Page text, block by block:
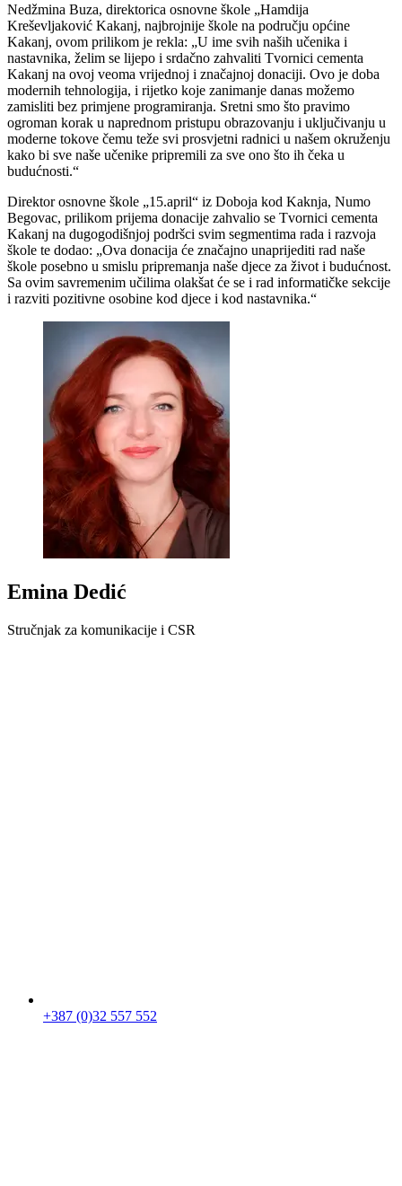
Nedžmina Buza, direktorica osnovne škole „Hamdija
Kreševljaković Kakanj, najbrojnije škole na području općine
Kakanj, ovom prilikom je rekla: „U ime svih naših učenika i
nastavnika, želim se lijepo i srdačno zahvaliti Tvornici cementa
Kakanj na ovoj veoma vrijednoj i značajnoj donaciji. Ovo je doba
modernih tehnologija, i rijetko koje zanimanje danas možemo
zamisliti bez primjene programiranja. Sretni smo što pravimo
ogroman korak u naprednom pristupu obrazovanju i uključivanju u
moderne tokove čemu teže svi prosvjetni radnici u našem okruženju
kako bi sve naše učenike pripremili za sve ono što ih čeka u
budućnosti.“
Direktor osnovne škole „15.april“ iz Doboja kod Kaknja, Numo
Begovac, prilikom prijema donacije zahvalio se Tvornici cementa
Kakanj na dugogodišnjoj podršci svim segmentima rada i razvoja
škole te dodao: „Ova donacija će značajno unaprijediti rad naše
škole posebno u smislu pripremanja naše djece za život i budućnost.
Sa ovim savremenim učilima olakšat će se i rad informatičke sekcije
i razviti pozitivne osobine kod djece i kod nastavnika.“
Emina Dedić
Stručnjak za komunikacije i CSR
+387 (0)32 557 552